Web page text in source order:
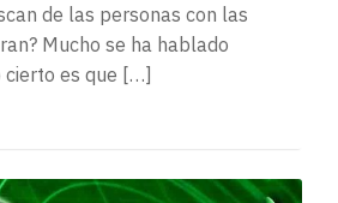
de las personas con las
Mucho se ha hablado
es que […]